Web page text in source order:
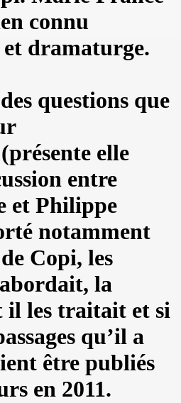
connu
dramaturge.
questions que
elle
entre
et Philippe
notamment
Copi, les
la
il les traitait et si
qu’il a
être publiés
en 2011.
la promotion de l album
avec PAULINE
& co + YAROL
2022 au Pop Up du
12 mai 2023 pour la suite et
le 17 avril 2005 au Grand
le 3 juin 2022 au New
(Paris) + l'album "TEATRO
pour l enregistrement de
Zenith (Paris) : compte rendu
pour l enregistrement de deux